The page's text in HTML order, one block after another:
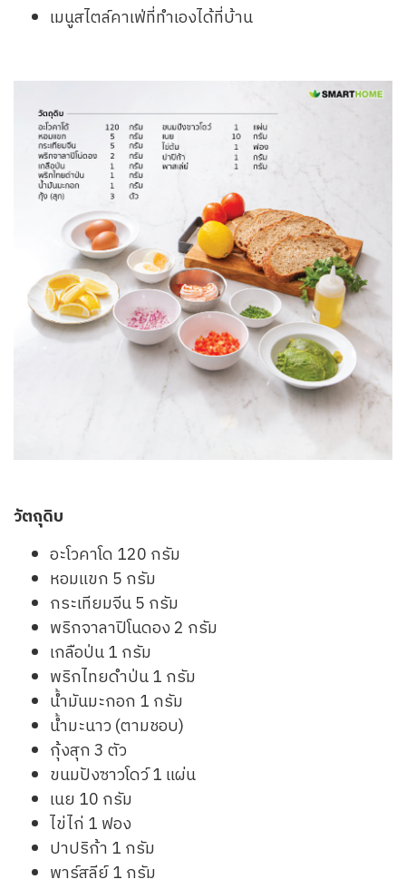
เมนูสไตล์คาเฟ่ที่ทำเองได้ที่บ้าน
วัตถุดิบ
อะโวคาโด 120 กรัม
หอมแขก 5 กรัม
กระเทียมจีน 5 กรัม
พริกจาลาปิโนดอง 2 กรัม
เกลือป่น 1 กรัม
พริกไทยดำป่น 1 กรัม
น้ำมันมะกอก 1 กรัม
น้ำมะนาว (ตามชอบ)
กุ้งสุก 3 ตัว
ขนมปังซาวโดว์ 1 แผ่น
เนย 10 กรัม
ไข่ไก่ 1 ฟอง
ปาปริก้า 1 กรัม
พาร์สลีย์ 1 กรัม